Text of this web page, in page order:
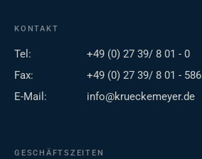
KONTAKT
Tel:
+49 (0) 27 39/ 8 01 - 0
Fax:
+49 (0) 27 39/ 8 01 - 586
E-Mail:
info@krueckemeyer.de
GESCHÄFTSZEITEN